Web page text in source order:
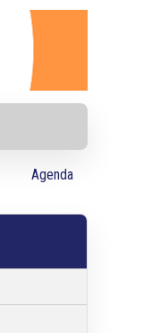
Agenda